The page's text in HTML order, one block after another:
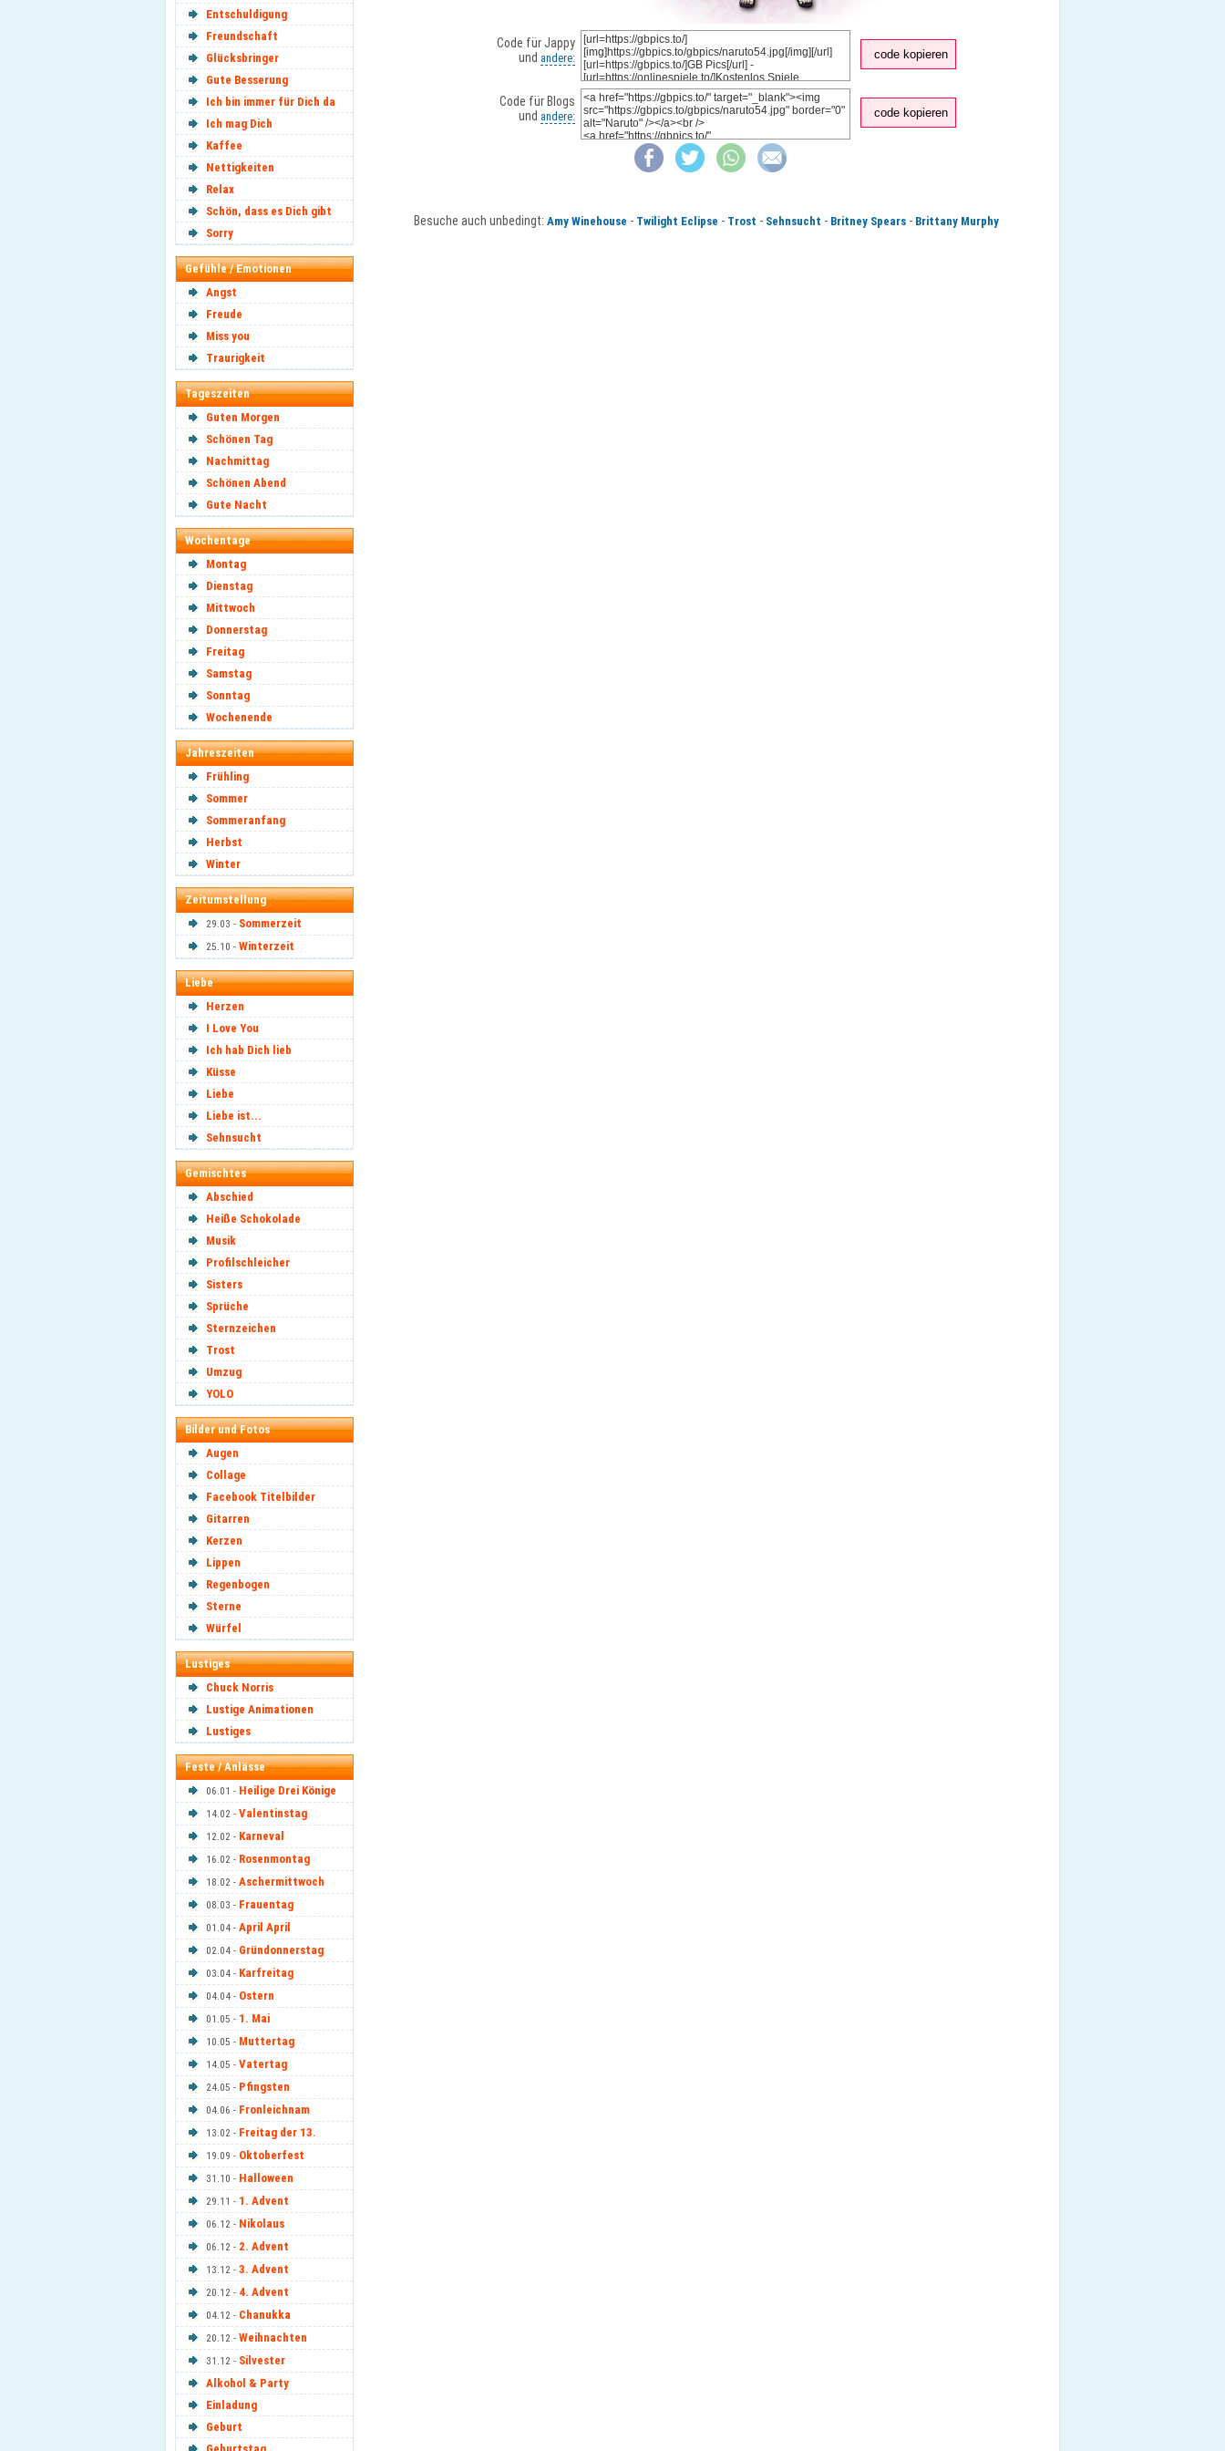
Entschuldigung
Freundschaft
Glücksbringer
Gute Besserung
Ich bin immer für Dich da
Ich mag Dich
Kaffee
Nettigkeiten
Relax
Schön, dass es Dich gibt
Sorry
Gefühle / Emotionen
Angst
Freude
Miss you
Traurigkeit
Tageszeiten
Guten Morgen
Schönen Tag
Nachmittag
Schönen Abend
Gute Nacht
Wochentage
Montag
Dienstag
Mittwoch
Donnerstag
Freitag
Samstag
Sonntag
Wochenende
Jahreszeiten
Frühling
Sommer
Sommeranfang
Herbst
Winter
Zeitumstellung
29.03 - Sommerzeit
25.10 - Winterzeit
Liebe
Herzen
I Love You
Ich hab Dich lieb
Küsse
Liebe
Liebe ist...
Sehnsucht
Gemischtes
Abschied
Heiße Schokolade
Musik
Profilschleicher
Sisters
Sprüche
Sternzeichen
Trost
Umzug
YOLO
Bilder und Fotos
Augen
Collage
Facebook Titelbilder
Gitarren
Kerzen
Lippen
Regenbogen
Sterne
Würfel
Lustiges
Chuck Norris
Lustige Animationen
Lustiges
Feste / Anlässe
06.01 - Heilige Drei Könige
14.02 - Valentinstag
12.02 - Karneval
16.02 - Rosenmontag
18.02 - Aschermittwoch
08.03 - Frauentag
01.04 - April April
02.04 - Gründonnerstag
03.04 - Karfreitag
04.04 - Ostern
01.05 - 1. Mai
10.05 - Muttertag
14.05 - Vatertag
24.05 - Pfingsten
04.06 - Fronleichnam
13.02 - Freitag der 13.
19.09 - Oktoberfest
31.10 - Halloween
29.11 - 1. Advent
06.12 - Nikolaus
06.12 - 2. Advent
13.12 - 3. Advent
20.12 - 4. Advent
04.12 - Chanukka
20.12 - Weihnachten
31.12 - Silvester
Alkohol & Party
Einladung
Geburt
Code für Jappy
und andere: code kopieren
Code für Blogs
und andere: code kopieren
Besuche auch unbedingt: Amy Winehouse - Twilight Eclipse - Trost - Sehnsucht - Britney Spears- Brittany Murphy